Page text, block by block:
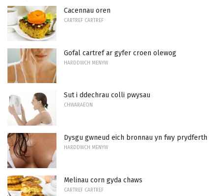
Cacennau oren
CARTREF CARTREF
Gofal cartref ar gyfer croen olewog
HARDDWCH MENYW
Sut i ddechrau colli pwysau
CHWARAEON
Dysgu gwneud eich bronnau yn fwy prydferth
HARDDWCH MENYW
Melinau corn gyda chaws
CARTREF CARTREF